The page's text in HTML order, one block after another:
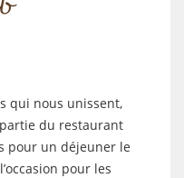
qui nous unissent,
du restaurant
pour un déjeuner le
pour les